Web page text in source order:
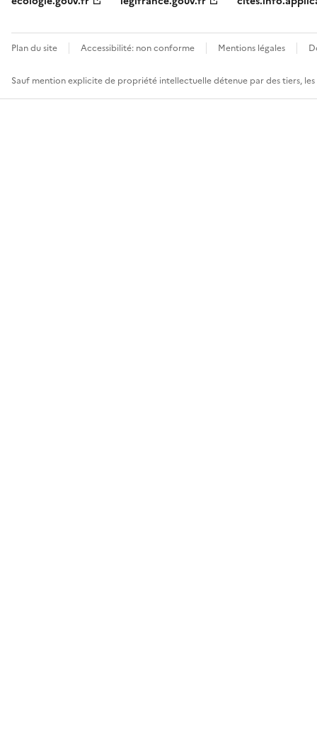
Plan du site Accessibilité: non conforme Mentions légales
Sauf mention explicite de propriété intellectuelle détenue par des tiers,